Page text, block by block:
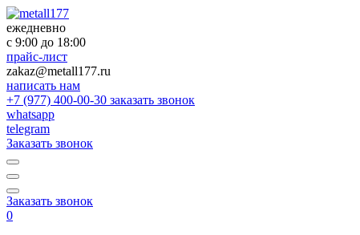
ежедневно
с 9:00 до 18:00
прайс-лист
zakaz@metall177.ru
написать нам
+7 (977) 400-00-30 заказать звонок
whatsapp
telegram
Заказать звонок
Заказать звонок
0